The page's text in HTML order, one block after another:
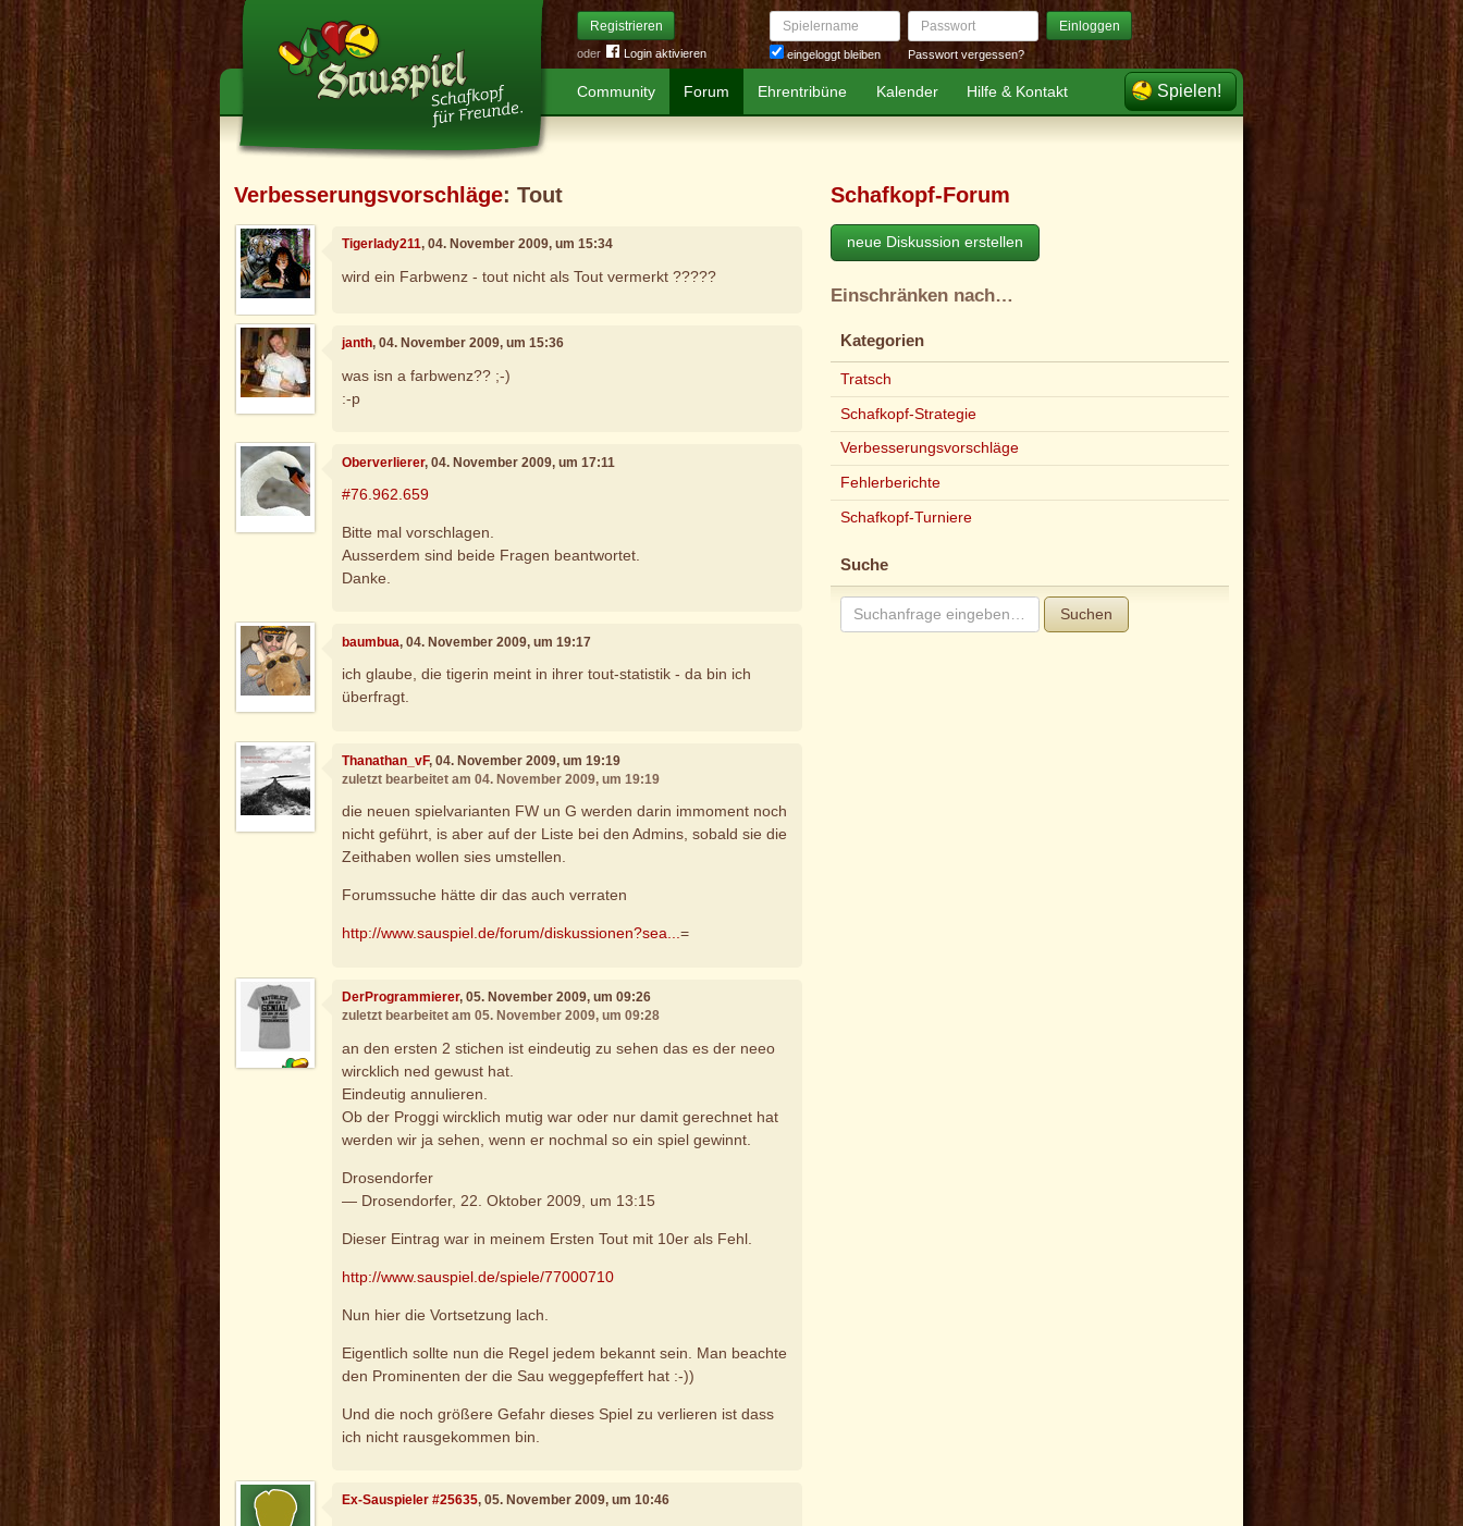
Registrieren
oder Login aktivieren
Spielername
eingeloggt bleiben
Passwort Einloggen
Passwort vergessen?
Community Forum Ehrentribüne Kalender Hilfe & Kontakt Spielen!
Verbesserungsvorschläge: Tout
Tigerlady211, 04. November 2009, um 15:34
wird ein Farbwenz - tout nicht als Tout vermerkt ?????
janth, 04. November 2009, um 15:36
was isn a farbwenz?? ;-)
:-p
Oberverlierer, 04. November 2009, um 17:11
#76.962.659
Bitte mal vorschlagen.
Ausserdem sind beide Fragen beantwortet.
Danke.
baumbua, 04. November 2009, um 19:17
ich glaube, die tigerin meint in ihrer tout-statistik - da bin ich
überfragt.
Thanathan_vF, 04. November 2009, um 19:19
zuletzt bearbeitet am 04. November 2009, um 19:19
die neuen spielvarianten FW un G werden darin immoment noch
nicht geführt, is aber auf der Liste bei den Admins, sobald sie die
Zeithaben wollen sies umstellen.
Forumssuche hätte dir das auch verraten
http://www.sauspiel.de/forum/diskussionen?sea...=
DerProgrammierer, 05. November 2009, um 09:26
zuletzt bearbeitet am 05. November 2009, um 09:28
an den ersten 2 stichen ist eindeutig zu sehen das es der neeo
wircklich ned gewust hat.
Eindeutig annulieren.
Ob der Proggi wircklich mutig war oder nur damit gerechnet hat
werden wir ja sehen, wenn er nochmal so ein spiel gewinnt.
Drosendorfer
— Drosendorfer, 22. Oktober 2009, um 13:15
Dieser Eintrag war in meinem Ersten Tout mit 10er als Fehl.
http://www.sauspiel.de/spiele/77000710
Nun hier die Vortsetzung lach.
Eigentlich sollte nun die Regel jedem bekannt sein. Man beachte
den Prominenten der die Sau weggepfeffert hat :-))
Und die noch größere Gefahr dieses Spiel zu verlieren ist dass
ich nicht rausgekommen bin.
Ex-Sauspieler #25635, 05. November 2009, um 10:46
Schafkopf-Forum
neue Diskussion erstellen
Einschränken nach…
Kategorien
Tratsch
Schafkopf-Strategie
Verbesserungsvorschläge
Fehlerberichte
Schafkopf-Turniere
Suche
Suchen